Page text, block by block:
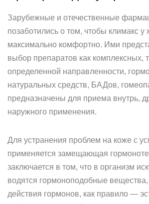
Зарубежные и отечественные
позаботились о том, чтобы климакс
максимально комфортно. Ими
выбор препаратов как комплексных,
определенной направленности,
натуральных средств, БАДов,
предназначены для приема внутрь,
наружного применения.
Для устранения проблем на коже с
применяется замещающая
заключается в том, что в организм
водятся гормоноподобные
действия гормонов, как правило —